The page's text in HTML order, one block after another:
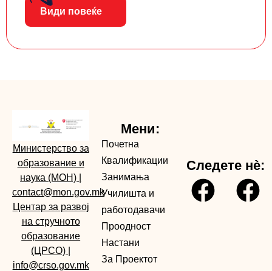
Види повеќе
Министерство за
образование и
наука (МОН)
contact@mon.gov.mk
Центар за развој
на стручното
образование
(ЦРСО)
info@crso.gov.mk
Мени:
Почетна
Квалификации
Занимања
Училишта и
работодавачи
Проодност
Настани
За Проектот
Следете нè: